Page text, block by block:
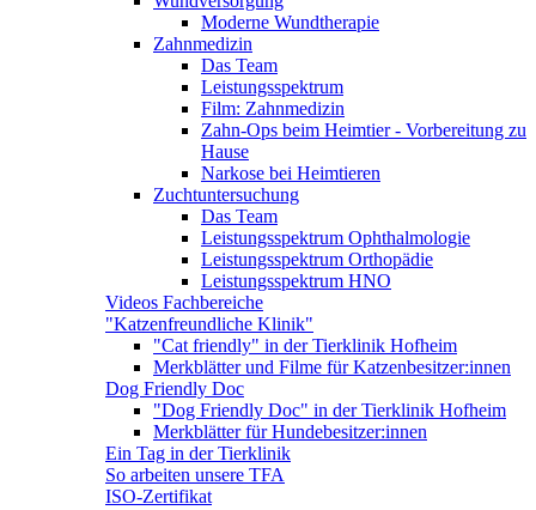
Moderne Wundtherapie
Zahnmedizin
Das Team
Leistungsspektrum
Film: Zahnmedizin
Zahn-Ops beim Heimtier - Vorbereitung zu
Hause
Narkose bei Heimtieren
Zuchtuntersuchung
Das Team
Leistungsspektrum Ophthalmologie
Leistungsspektrum Orthopädie
Leistungsspektrum HNO
Videos Fachbereiche
"Katzenfreundliche Klinik"
"Cat friendly" in der Tierklinik Hofheim
Merkblätter und Filme für Katzenbesitzer:innen
Dog Friendly Doc
"Dog Friendly Doc" in der Tierklinik Hofheim
Merkblätter für Hundebesitzer:innen
Ein Tag in der Tierklinik
So arbeiten unsere TFA
ISO-Zertifikat